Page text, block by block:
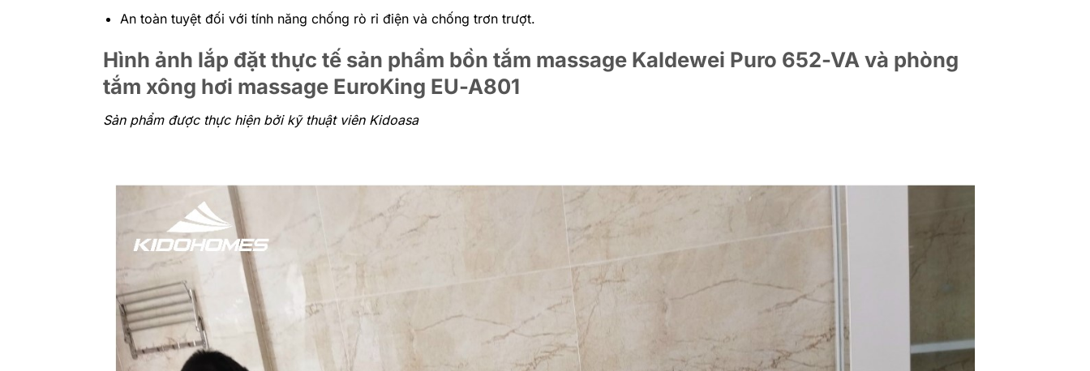
An toàn tuyệt đối với tính năng chống rò rỉ điện và chống trơn trượt.
Hình ảnh lắp đặt thực tế sản phẩm bồn tắm massage Kaldewei Puro 652-VA và phòng
tắm xông hơi massage EuroKing EU-A801
Sản phẩm được thực hiện bởi kỹ thuật viên Kidoasa